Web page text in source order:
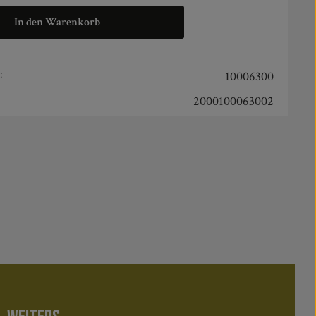
In den Warenkorb
10006300
2000100063002